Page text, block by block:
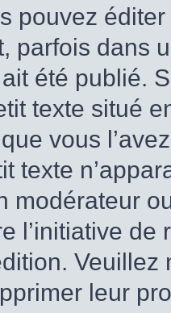
pouvez
parfois dans
été publié.
texte situé
vous
texte
modérateur
l’initiative
leur